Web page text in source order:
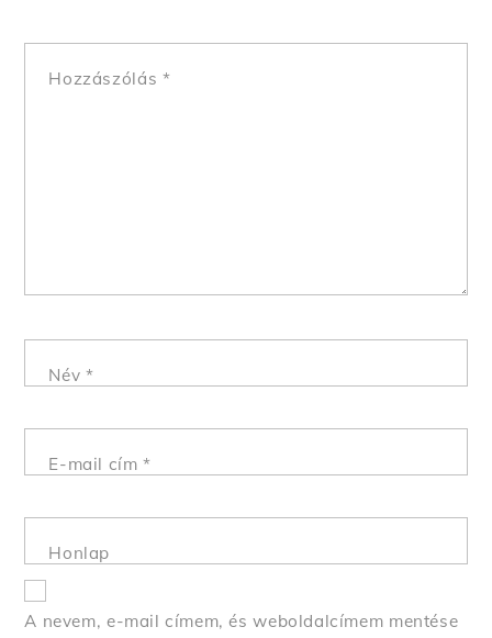
Hozzászólás *
Név *
E-mail cím*
Honlap
A nevem, e-mail címem, és weboldalcímem mentése